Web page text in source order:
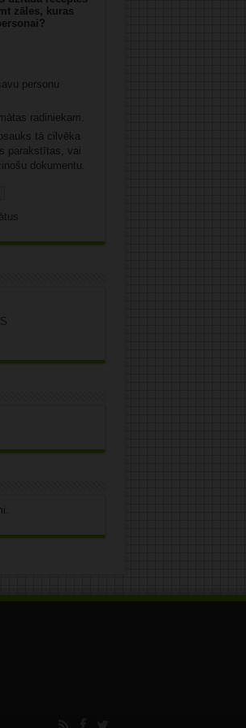
zāles, kuras
personu
radiniekam.
tā cilvēka
parakstītas, vai
dokumentu.